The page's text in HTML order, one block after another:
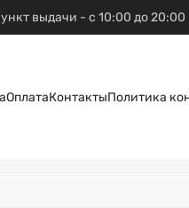
выдачи - с 10:00 до 20:00
ОплатаКонтактыПолитика